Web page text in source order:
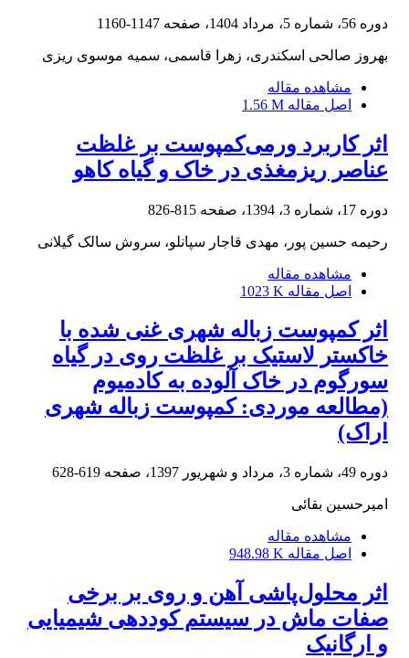
دوره 56، شماره 5، مرداد 1404، صفحه 1147-1160
بهروز صالحی اسکندری، زهرا قاسمی، سمیه موسوی ریزی
مشاهده مقاله
اصل مقاله 1.56 M
اثر کاربرد ورمی‌‌کمپوست بر غلظت
عناصر ریزمغذی در خاک و گیاه کاهو
دوره 17، شماره 3، 1394، صفحه 815-826
رحیمه حسین پور، مهدی قاجار سپانلو، سروش سالک گیلانی
مشاهده مقاله
اصل مقاله 1023 K
اثر کمپوست زباله شهری غنی شده با
خاکستر لاستیک بر غلظت روی در گیاه
سورگوم در خاک آلوده به کادمیوم
(مطالعه موردی: کمپوست زباله شهری
اراک)
دوره 49، شماره 3، مرداد و شهریور 1397، صفحه 619-628
امیرحسین بقائی
مشاهده مقاله
اصل مقاله 948.98 K
اثر محلول‌پاشی آهن و روی بر برخی
صفات ماش در سیستم کوددهی شیمیایی
و ارگانیک